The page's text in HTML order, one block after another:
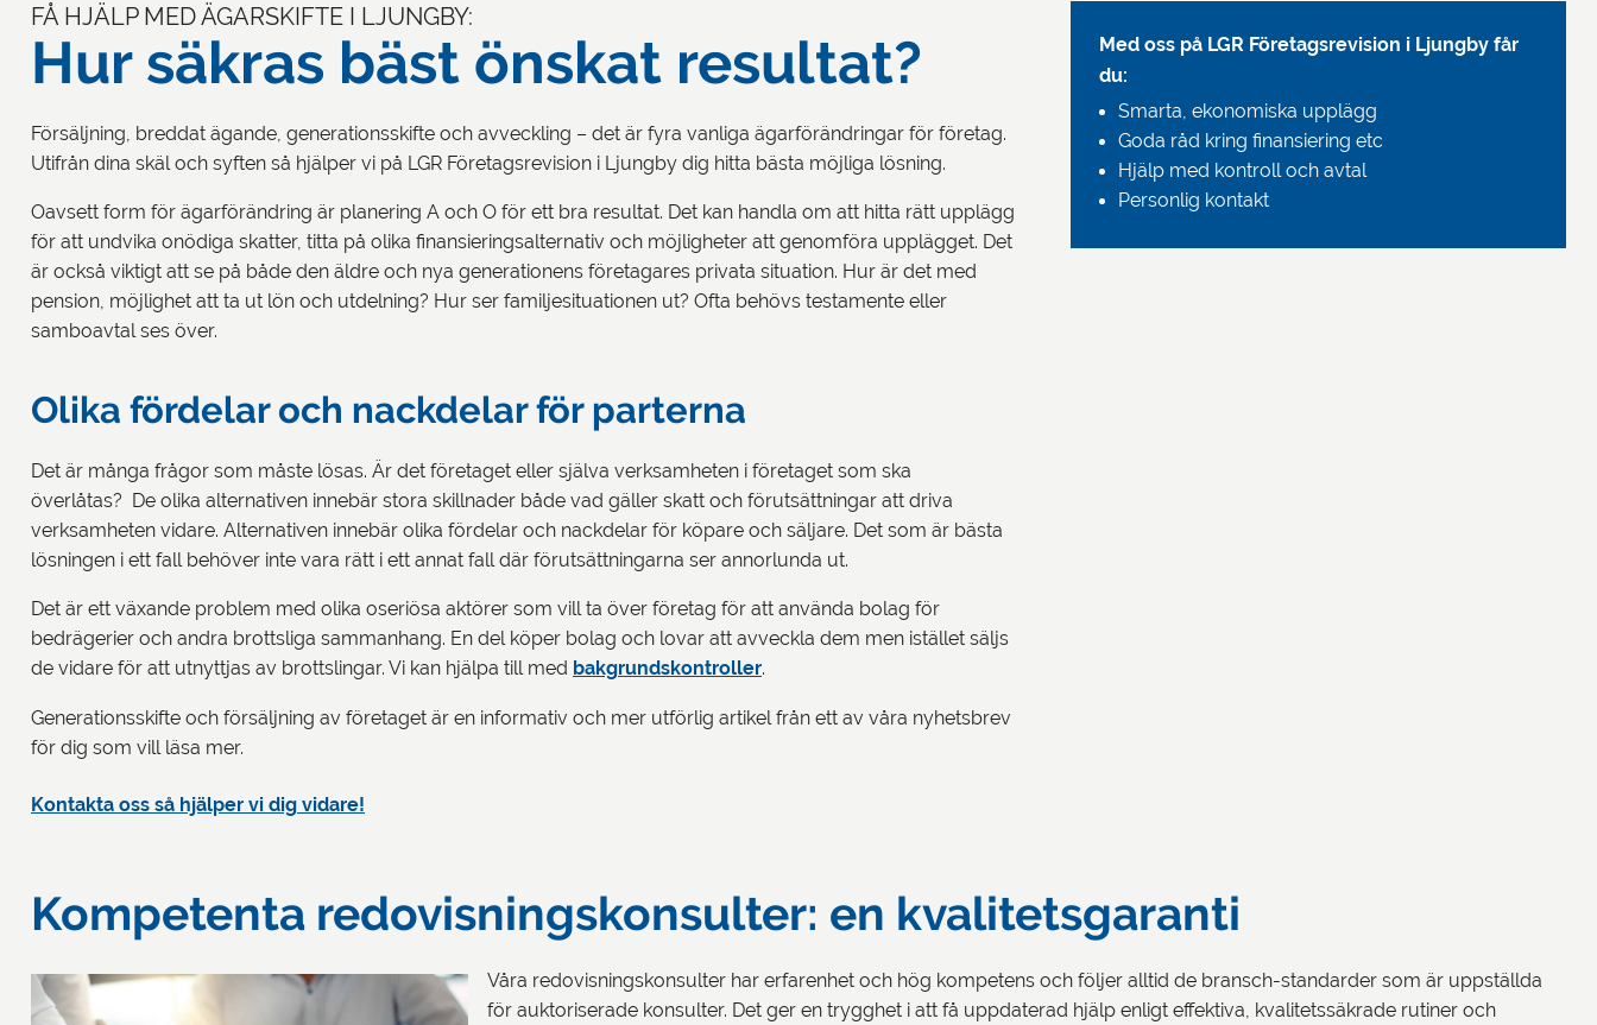
FÅ HJÄLP MED ÄGARSKIFTE I LJUNGBY:
Hur säkras bäst önskat resultat?
Försäljning, breddat ägande, generationsskifte och avveckling – det är fyra vanliga ägarförändringar för företag.
Utifrån dina skäl och syften så hjälper vi på LGR Företagsrevision i Ljungby dig hitta bästa möjliga lösning.
Oavsett form för ägarförändring är planering A och O för ett bra resultat. Det kan handla om att hitta rätt upplägg
för att undvika onödiga skatter, titta på olika finansieringsalternativ och möjligheter att genomföra upplägget. Det
är också viktigt att se på både den äldre och nya generationens företagares privata situation. Hur är det med
pension, möjlighet att ta ut lön och utdelning? Hur ser familjesituationen ut? Ofta behövs testamente eller
samboavtal ses över.
Olika fördelar och nackdelar för parterna
Det är många frågor som måste lösas. Är det företaget eller själva verksamheten i företaget som ska
överlåtas? De olika alternativen innebär stora skillnader både vad gäller skatt och förutsättningar att driva
verksamheten vidare. Alternativen innebär olika fördelar och nackdelar för köpare och säljare. Det som är bästa
lösningen i ett fall behöver inte vara rätt i ett annat fall där förutsättningarna ser annorlunda ut.
Det är ett växande problem med olika oseriösa aktörer som vill ta över företag för att använda bolag för
bedrägerier och andra brottsliga sammanhang. En del köper bolag och lovar att avveckla dem men istället säljs
de vidare för att utnyttjas av brottslingar. Vi kan hjälpa till med bakgrundskontroller.
Generationsskifte och försäljning av företaget är en informativ och mer utförlig artikel från ett av våra nyhetsbrev
för dig som vill läsa mer.
Kontakta oss så hjälper vi dig vidare!
Med oss på LGR Företagsrevision i Ljungby får
du:
Smarta, ekonomiska upplägg
Goda råd kring finansiering etc
Hjälp med kontroll och avtal
Personlig kontakt
Kompetenta redovisningskonsulter: en kvalitetsgaranti
Våra redovisningskonsulter har erfarenhet och hög kompetens och följer alltid de bransch-standarder som är uppställda
för auktoriserade konsulter. Det ger en trygghet i att få uppdaterad hjälp enligt effektiva, kvalitetssäkrade rutiner och